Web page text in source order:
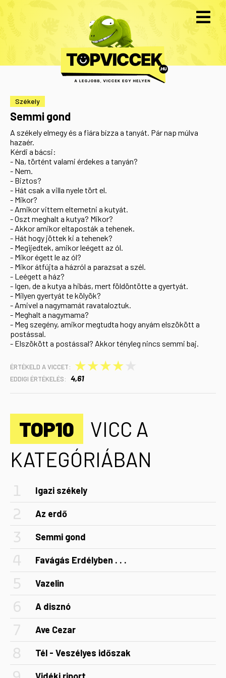
Székely
Semmi gond
A székely elmegy és a fiára bízza a tanyát. Pár nap múlva
hazaér.
Kérdi a bácsi:
- Na, történt valami érdekes a tanyán?
- Nem.
- Biztos?
- Hát csak a villa nyele tört el.
- Mikor?
- Amikor vittem eltemetni a kutyát.
- Oszt meghalt a kutya? Mikor?
- Akkor amikor eltaposták a tehenek.
- Hát hogy jöttek ki a tehenek?
- Megijedtek, amikor leégett az ól.
- Mikor égett le az ól?
- Mikor átfújta a házról a parazsat a szél.
- Leégett a ház?
- Igen, de a kutya a hibás, mert földöntötte a gyertyát.
- Milyen gyertyát te kölyök?
- Amivel a nagymamát ravataloztuk.
- Meghalt a nagymama?
- Meg szegény, amikor megtudta hogy anyám elszökött a
postással.
- Elszökött a postással? Akkor tényleg nincs semmi baj.
ÉRTÉKELD A VICCET: ★
★
★
★
EDDIGI ÉRTÉKELÉS: 4,61
TOP10
VICC A
KATEGÓRIÁBAN
Igazi székely
Az erdő
Semmi gond
Favágás Erdélyben . . .
Vazelin
A disznó
Ave Cezar
Tél - Veszélyes időszak